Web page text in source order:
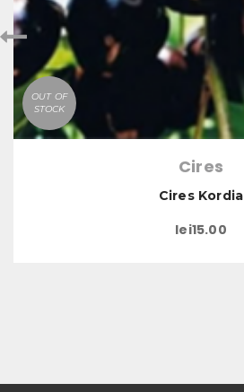
OUT OF
STOCK
Cires
Cires Kordia
lei15.00